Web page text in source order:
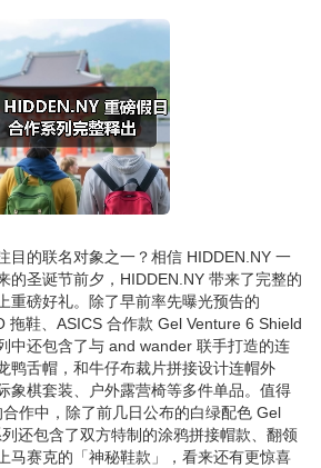
目的联名对象之一？相信 HIDDEN.NY 一
的圣诞节前夕，HIDDEN.NY 带来了完整的
重磅好礼。除了早前率先曝光预告的
拖鞋、ASICS 合作款 Gel Venture 6 Shield
中还包含了与 and wander 联手打造的连
鸭舌帽，和牛仔布裁片拼接设计连帽外
象棋套装、户外露营椅等多件单品。值得
作中，除了前几日公布的白绿配色 Gel
还包含了双方特制的涂鸦拼接帽款、翻领
马赛克的「神秘鞋款」，看来还有更惊喜